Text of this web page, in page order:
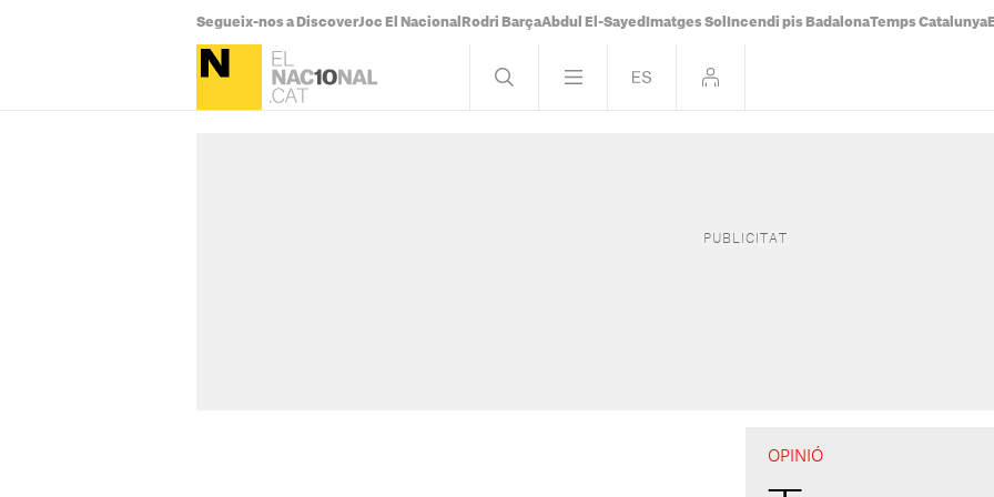
Segueix-nos a DiscoverJoc El Nacional Rodri BarçaAbdul El-Sayed Imatges Sol Incendi pis BadalonaTemps Catalunya
OPINIÓ